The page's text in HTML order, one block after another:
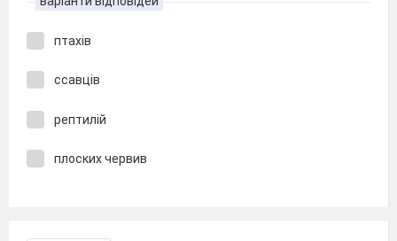
птахів
ссавців
рептилій
плоских червив